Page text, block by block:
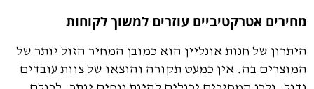
מחירים אטרקטיביים עוזרים למשוך לקוחות
היתרון של חנות אונליין הוא כמובן המחיר הזול יותר של
המוצרים בה. אין כמעט תקורה והוצאו של צוות עובדים